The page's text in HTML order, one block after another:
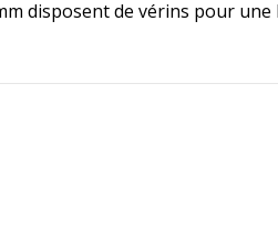
disposent de vérins pour une